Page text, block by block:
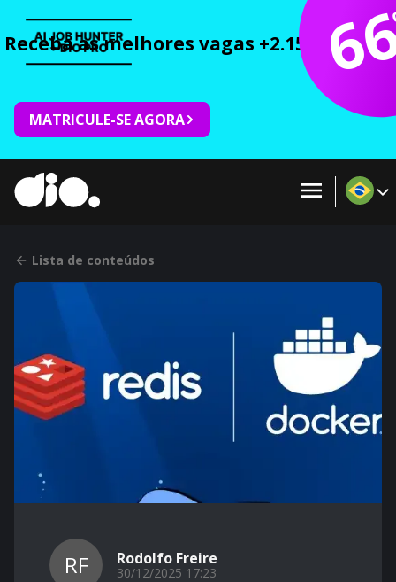
Receba as melhores vagas +2.150 cursos
MATRICULE-SE AGORA
Lista de conteúdos
RF Rodolfo Freire
30/12/2025 17:23